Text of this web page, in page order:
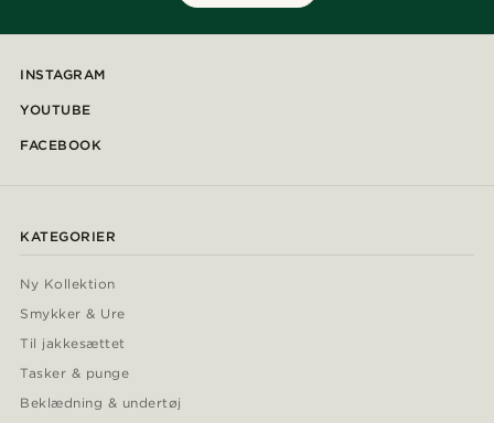
INSTAGRAM
YOUTUBE
FACEBOOK
KATEGORIER
Ny Kollektion
Smykker & Ure
Til jakkesættet
Tasker & punge
Beklædning & undertøj